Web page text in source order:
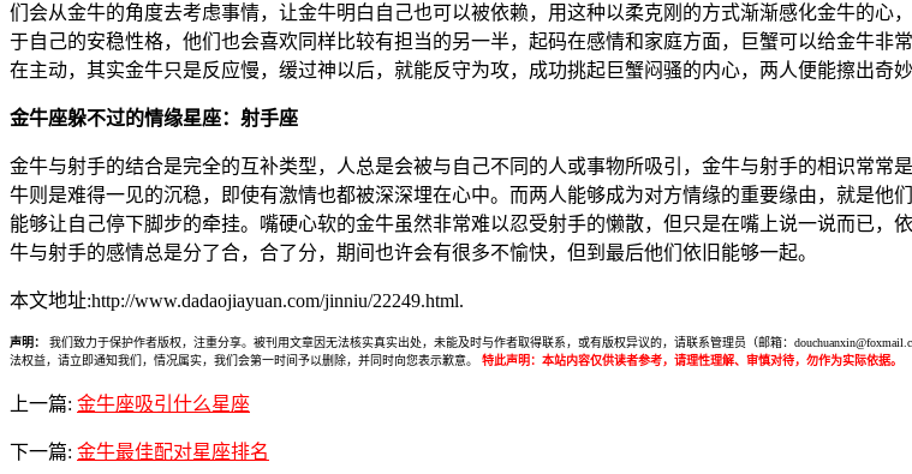
们会从金牛的角度去考虑事情，让金牛明白自己也可以被依赖，用这种以柔克刚的方式渐渐感化金牛的
于自己的安稳性格，他们也会喜欢同样比较有担当的另一半，起码在感情和家庭方面，巨蟹可以给金牛
在主动，其实金牛只是反应慢，缓过神以后，就能反守为攻，成功挑起巨蟹闷骚的内心，两人便能擦出奇
金牛座躲不过的情缘星座：射手座
金牛与射手的结合是完全的互补类型，人总是会被与自己不同的人或事物所吸引，金牛与射手的相识常
牛则是难得一见的沉稳，即使有激情也都被深深埋在心中。而两人能够成为对方情缘的重要缘由，就是
能够让自己停下脚步的牵挂。嘴硬心软的金牛虽然非常难以忍受射手的懒散，但只是在嘴上说一说而已
牛与射手的感情总是分了合，合了分，期间也许会有很多不愉快，但到最后他们依旧能够一起。
本文地址:http://www.dadaojiayuan.com/jinniu/22249.html.
声明：
我们致力于保护作者版权，注重分享。被刊用文章因无法核实真实出处，未能及时与作者取得联系，或有版权异议的，请联系管理员（邮箱：
法权益，请立即通知我们，情况属实，我们会第一时间予以删除，并同时向您表示歉意。
特此声明：本站内容仅供读者参考，请理性理解、审慎对待，勿作为实际依据。
上一篇: 金牛座吸引什么星座
下一篇: 金牛最佳配对星座排名